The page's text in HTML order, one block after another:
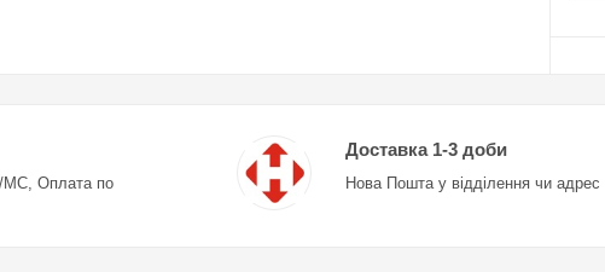
MC, Оплата по
Доставка 1-3 доби
Нова Пошта у відділення чи адрес